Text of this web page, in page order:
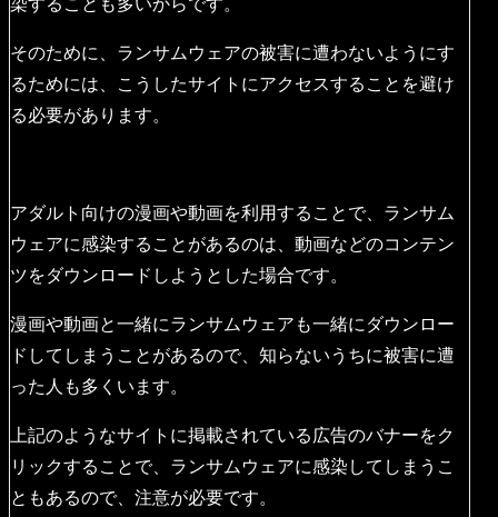
染することも多いからです。
そのために、ランサムウェアの被害に遭わないようにす
るためには、こうしたサイトにアクセスすることを避け
る必要があります。
アダルト向けの漫画や動画を利用することで、ランサム
ウェアに感染することがあるのは、動画などのコンテン
ツをダウンロードしようとした場合です。
漫画や動画と一緒にランサムウェアも一緒にダウンロー
ドしてしまうことがあるので、知らないうちに被害に遭
った人も多くいます。
上記のようなサイトに掲載されている広告のバナーをク
リックすることで、ランサムウェアに感染してしまうこ
ともあるので、注意が必要です。